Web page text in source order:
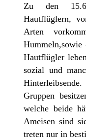
Zu den
Hautflüglern,
Arten
Hummeln,sowie
Hautflügler
sozial und
Gruppen
welche beide
Ameisen sind
treten nur in